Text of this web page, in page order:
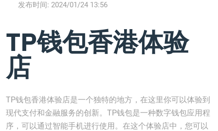
发布时间: 2024/01/24 13:56
TP钱包香港体验
店
TP钱包香港体验店是一个独特的地方，在这里你可以体验到
现代支付和金融服务的创新。TP钱包是一种数字钱包应用程
序，可以通过智能手机进行使用。在这个体验店中，您可以